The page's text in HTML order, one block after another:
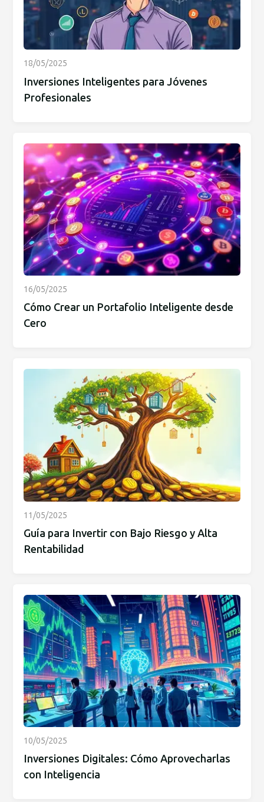
18/05/2025
Inversiones Inteligentes para Jóvenes
Profesionales
16/05/2025
Cómo Crear un Portafolio Inteligente desde
Cero
11/05/2025
Guía para Invertir con Bajo Riesgo y Alta
Rentabilidad
10/05/2025
Inversiones Digitales: Cómo Aprovecharlas
con Inteligencia